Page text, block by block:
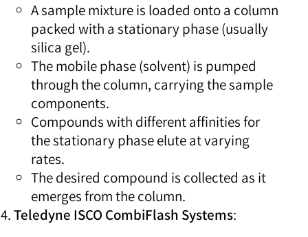
A sample mixture is loaded onto a column
packed with a stationary phase (usually
silica gel).
The mobile phase (solvent) is pumped
through the column, carrying the sample
components.
Compounds with different affinities for
the stationary phase elute at varying
rates.
The desired compound is collected as it
emerges from the column.
Teledyne ISCO CombiFlash Systems: